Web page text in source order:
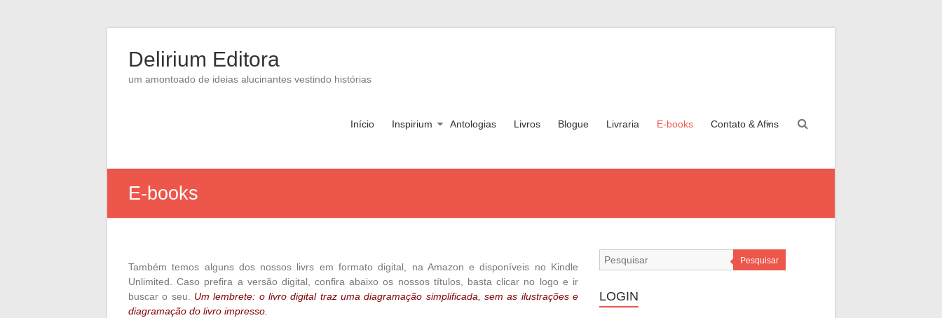
contentDelirium Editora
um amontoado de ideias alucinantes vestindo histórias
Início Inspirium Antologias Livros Blogue Livraria E-books Contato & Afins
E-books
Também temos alguns dos nossos livrs em formato digital, na Amazon e disponíveis no Kindle
Unlimited. Caso prefira a versão digital, confira abaixo os nossos títulos, basta clicar no logo e ir
buscar o seu. Um lembrete: o livro digital traz uma diagramação simplificada, sem as ilustrações e
diagramação do livro impresso.
Pesquisar
LOGIN